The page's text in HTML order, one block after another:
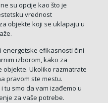
su opcije kao što je
vrednost
objekte koji se uklapaju u
energetske efikasnosti čini
izborom, kako za
objekte. Ukoliko razmatrate
pravom ste mestu.
tu smo da vam izađemo u
za vaše potrebe.